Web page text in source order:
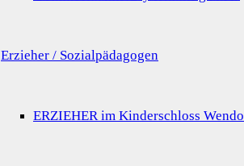
Erzieher / Sozialpädagogen
ERZIEHER im Kinderschloss